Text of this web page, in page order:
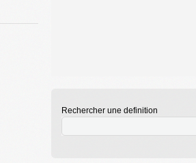
Rechercher une definition